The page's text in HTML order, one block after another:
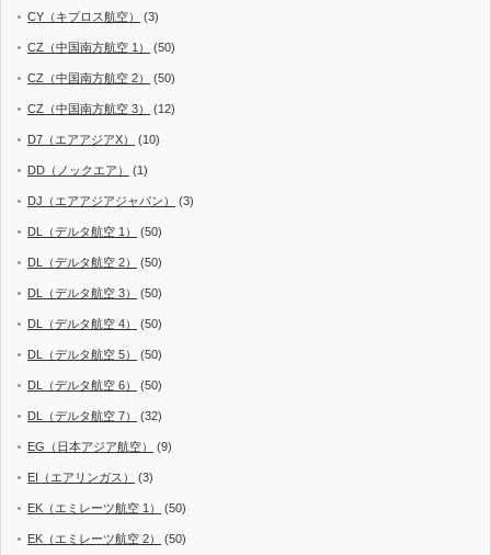
CY（キプロス航空） (3)
CZ（中国南方航空 1） (50)
CZ（中国南方航空 2） (50)
CZ（中国南方航空 3） (12)
D7（エアアジアX） (10)
DD（ノックエア） (1)
DJ（エアアジアジャパン） (3)
DL（デルタ航空 1） (50)
DL（デルタ航空 2） (50)
DL（デルタ航空 3） (50)
DL（デルタ航空 4） (50)
DL（デルタ航空 5） (50)
DL（デルタ航空 6） (50)
DL（デルタ航空 7） (32)
EG（日本アジア航空） (9)
EI（エアリンガス） (3)
EK（エミレーツ航空 1） (50)
EK（エミレーツ航空 2） (50)